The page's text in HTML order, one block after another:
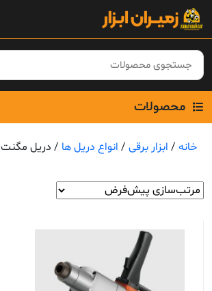
Skip
content
محصولات
خانه / ابزار برقی / انواع دریل ها / دریل مگنت